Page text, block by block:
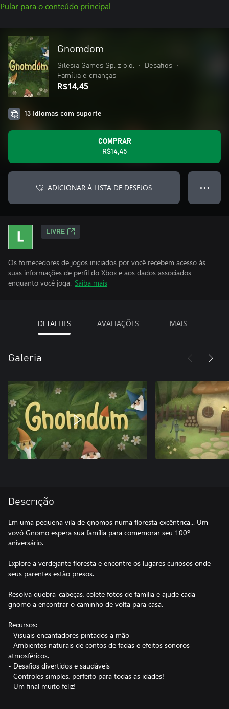
Pular para o conteúdo principal
Gnomdom
Silesia Games Sp. z o.o. • Desafios
•
Família e crianças
R$14,45
13 Idiomas com suporte
COMPRAR
R$14,45
ADICIONAR À LISTA DE DESEJOS ● ● ●
LIVRE
Os fornecedores de jogos iniciados por você recebem acesso às
suas informações de perfil do Xbox e aos dados associados
enquanto você joga. Saiba mais
DETALHES AVALIAÇÕES MAIS
Galeria
Descrição
Em uma pequena vila de gnomos numa floresta excêntrica... Um
vovô Gnomo espera sua família para comemorar seu 100º
aniversário.
Explore a verdejante floresta e encontre os lugares curiosos onde
seus parentes estão presos.
Resolva quebra-cabeças, colete fotos de família e ajude cada
gnomo a encontrar o caminho de volta para casa.
Recursos:
- Visuais encantadores pintados a mão
- Ambientes naturais de contos de fadas e efeitos sonoros
atmosféricos.
- Desafios divertidos e saudáveis
- Controles simples, perfeito para todas as idades!
- Um final muito feliz!